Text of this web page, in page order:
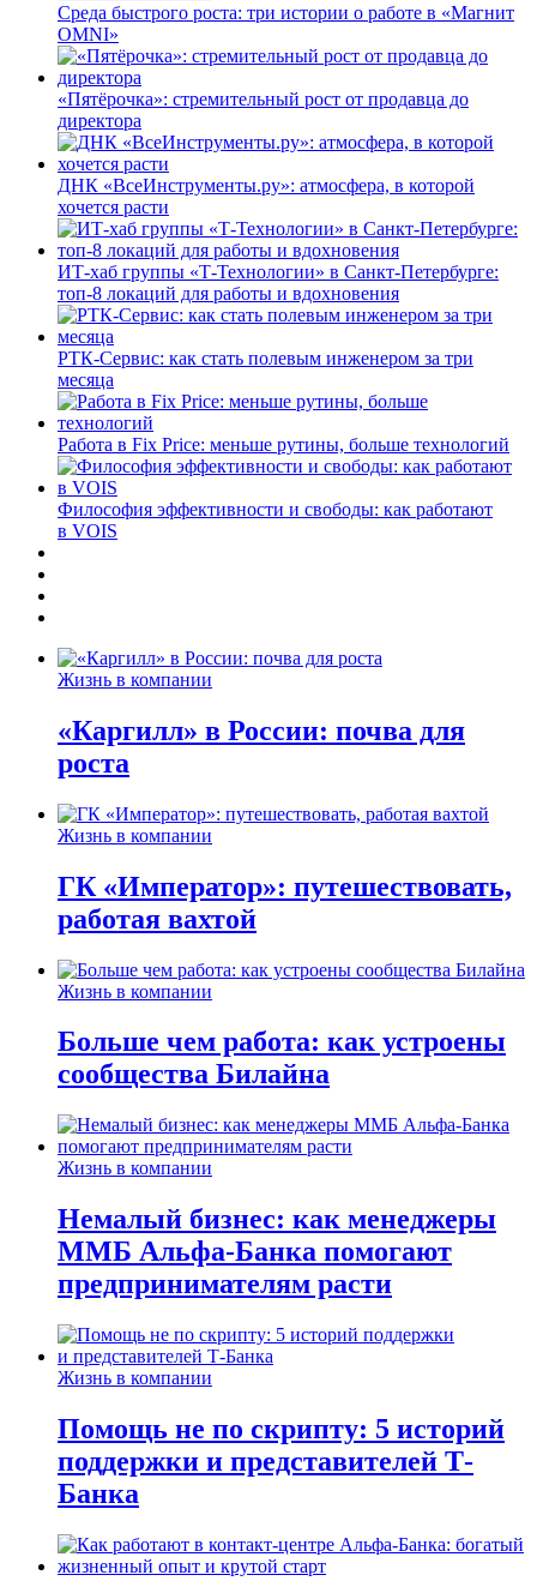
Среда быстрого роста: три истории о работе в «Магнит
OMNI»
«Пятёрочка»: стремительный рост от продавца до
директора
ДНК «ВсеИнструменты.ру»: атмосфера, в которой
хочется расти
ИТ-хаб группы «Т-Технологии» в Санкт-Петербурге:
топ-8 локаций для работы и вдохновения
РТК-Сервис: как стать полевым инженером за три
месяца
Работа в Fix Price: меньше рутины, больше технологий
Философия эффективности и свободы: как работают
в VOIS
Жизнь в компании
«Каргилл» в России: почва для
роста
Жизнь в компании
ГК «Император»: путешествовать,
работая вахтой
Жизнь в компании
Больше чем работа: как устроены
сообщества Билайна
Жизнь в компании
Немалый бизнес: как менеджеры
ММБ Альфа-Банка помогают
предпринимателям расти
Жизнь в компании
Помощь не по скрипту: 5 историй
поддержки и представителей Т-
Банка